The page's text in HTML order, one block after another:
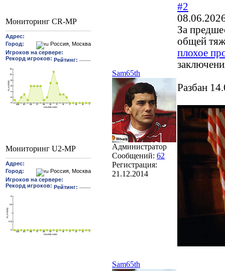
Мониторинг CR-MP
Мониторинг U2-MP
Sam65th
Администратор
Сообщений: 62
Регистрация:
21.12.2014
#2
За
общей
плохое
Разбан
Sam65th